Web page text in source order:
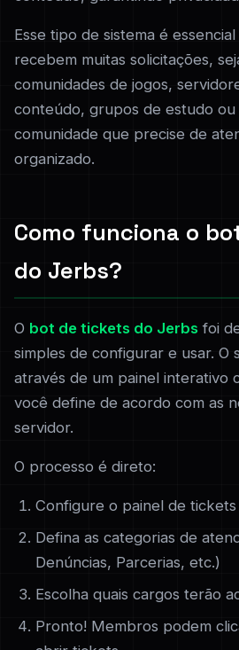
Esse tipo de sistema é
recebem muitas solicitações,
comunidades de jogos,
conteúdo, grupos de estudo
comunidade que precise de
organizado.
Como funciona o
do Jerbs?
O bot de tickets do Jerbs foi
simples de configurar e usar. O
através de um painel interativo
você define de acordo com as
servidor.
O processo é direto:
Configure o painel de
Defina as categorias de
Denúncias, Parcerias, etc.)
Escolha quais cargos terão
Pronto! Membros podem